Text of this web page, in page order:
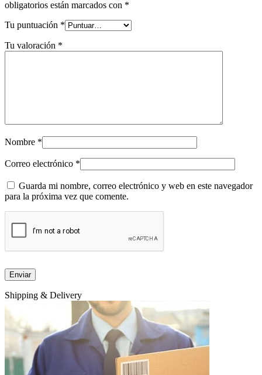
obligatorios están marcados con *
Tu puntuación *
Tu valoración *
Nombre *
Correo electrónico *
Guarda mi nombre, correo electrónico y web en este navegador
para la próxima vez que comente.
Shipping & Delivery